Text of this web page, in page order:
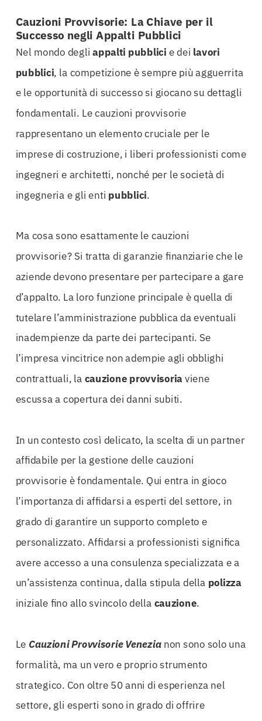
Cauzioni Provvisorie: La Chiave per il
Successo negli Appalti Pubblici
Nel mondo degliappalti pubblici e dei lavori
pubblici, la competizione è sempre più agguerrita
e le opportunità di successo si giocano su dettagli
fondamentali. Le cauzioni provvisorie
rappresentano un elemento cruciale per le
imprese di costruzione, i liberi professionisti come
ingegneri e architetti, nonché per le società di
ingegneria e gli enti pubblici.
Ma cosa sono esattamente le cauzioni
provvisorie? Si tratta di garanzie finanziarie che le
aziende devono presentare per partecipare a gare
d’appalto. La loro funzione principale è quella di
tutelare l’amministrazione pubblica da eventuali
inadempienze da parte dei partecipanti. Se
l’impresa vincitrice non adempie agli obblighi
contrattuali, la cauzione provvisoriaviene
escussa a copertura dei danni subiti.
In un contesto così delicato, la scelta di un partner
affidabile per la gestione delle cauzioni
provvisorie è fondamentale. Qui entra in gioco
l’importanza di affidarsi a esperti del settore, in
grado di garantire un supporto completo e
personalizzato. Affidarsi a professionisti significa
avere accesso a una consulenza specializzata e a
un’assistenza continua, dalla stipula della polizza
iniziale fino allo svincolo della cauzione.
Le Cauzioni Provvisorie Venezia non sono solo una
formalità, ma un vero e proprio strumento
strategico. Con oltre 50 anni di esperienza nel
settore, gli esperti sono in grado di offrire